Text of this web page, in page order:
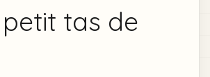
tas de